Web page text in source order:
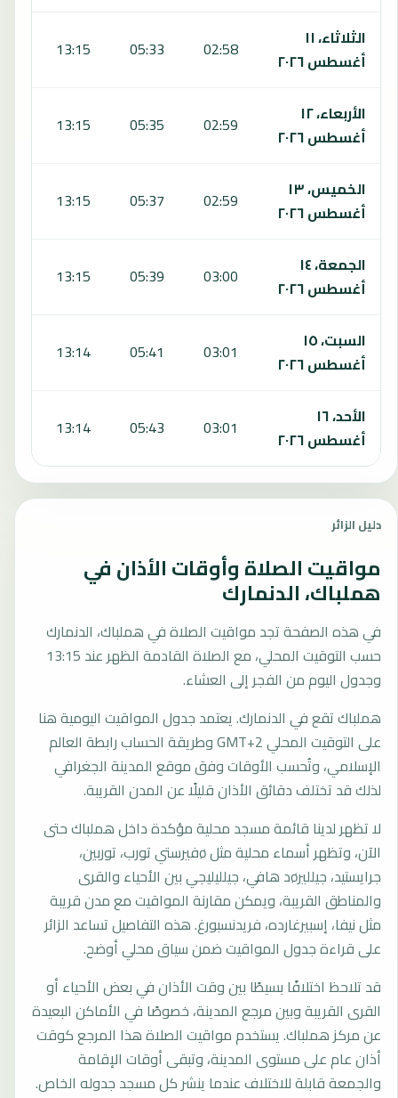
الثلاثاء، ١١
أغسطس ٢٠٢٦
02:58
05:33
13:15
الأربعاء، ١٢
أغسطس ٢٠٢٦
02:59
05:35
13:15
الخميس، ١٣
أغسطس ٢٠٢٦
02:59
05:37
13:15
الجمعة، ١٤
أغسطس ٢٠٢٦
03:00
05:39
13:15
السبت، ١٥
أغسطس ٢٠٢٦
03:01
05:41
13:14
الأحد، ١٦
أغسطس ٢٠٢٦
03:01
05:43
13:14
دليل الزائر
مواقيت الصلاة وأوقات الأذان في
هملباك، الدنمارك
في هذه الصفحة تجد مواقيت الصلاة في هملباك، الدنمارك
حسب التوقيت المحلي، مع الصلاة القادمة الظهر عند 13:15
وجدول اليوم من الفجر إلى العشاء.
هملباك تقع في الدنمارك. يعتمد جدول المواقيت اليومية هنا
على التوقيت المحلي GMT+2 وطريقة الحساب رابطة العالم
الإسلامي، وتُحسب الأوقات وفق موقع المدينة الجغرافي
لذلك قد تختلف دقائق الأذان قليلًا عن المدن القريبة.
لا تظهر لدينا قائمة مسجد محلية مؤكدة داخل هملباك حتى
الآن، وتظهر أسماء محلية مثل øفيرستي تورب، توربين،
جرايستيد، جيلليرøد هافي، جيلليليجي بين الأحياء والقرى
والمناطق القريبة، ويمكن مقارنة المواقيت مع مدن قريبة
مثل نيفا، إسبيرغارده، فريدنسبورغ. هذه التفاصيل تساعد الزائر
على قراءة جدول المواقيت ضمن سياق محلي أوضح.
قد تلاحظ اختلافًا بسيطًا بين وقت الأذان في بعض الأحياء أو
القرى القريبة وبين مرجع المدينة، خصوصًا في الأماكن البعيدة
عن مركز هملباك. يستخدم مواقيت الصلاة هذا المرجع كوقت
أذان عام على مستوى المدينة، وتبقى أوقات الإقامة
والجمعة قابلة للاختلاف عندما ينشر كل مسجد جدوله الخاص.